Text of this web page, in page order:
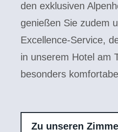
den exklusiven
genießen Sie zudem
Excellence-Service,
in unserem Hotel am
besonders
Zu unseren